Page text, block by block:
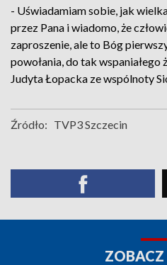
- Uświadamiam sobie, jak
przez Pana i wiadomo, że
zaproszenie, ale to Bóg
powołania, do tak wspaniałego
Judyta Łopacka ze wspólnoty
Źródło: TVP3 Szczecin
ZOBACZ